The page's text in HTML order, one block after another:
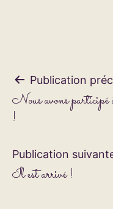
Navigation
de
Publication
Nous avons
!
Publication
Il est arrivé !